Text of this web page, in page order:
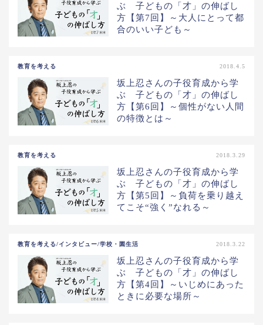
ぶ 子どもの「才」の伸ばし
方【第7回】～大人にとって都
合のいい子ども～
教育を考える 2018.4.5
坂上忍さんの子役育成から学
ぶ 子どもの「才」の伸ばし
方【第6回】～個性がない人間
の特徴とは～
教育を考える 2018.3.29
坂上忍さんの子役育成から学
ぶ 子どもの「才」の伸ばし
方【第5回】～負荷を乗り越え
てこそ“強く”なれる～
教育を考える/インタビュー/学校・園生活 2018.3.22
坂上忍さんの子役育成から学
ぶ 子どもの「才」の伸ばし
方【第4回】～いじめにあった
ときに必要な場所～